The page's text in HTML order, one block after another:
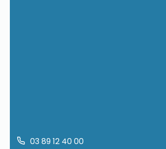
03 89 12 40 00